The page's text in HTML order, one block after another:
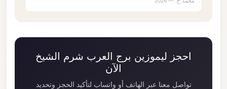
احجز ليموزين برج العرب شرم الشيخ
الآن
تواصل معنا عبر الهاتف أو واتساب لتأكيد الحجز وتحديد